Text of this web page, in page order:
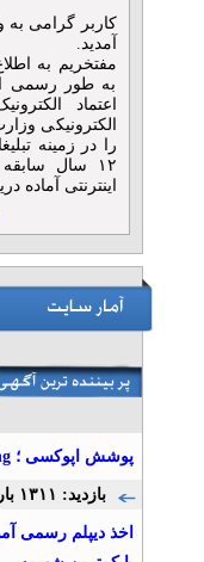
کاربر گرامی
آمدید.
مفتخریم به
اعتماد
الکترونیکی
را در زمینه
۱۲ سال
اینترنتی
پوشش اپوکسی ؛ Epoxy coating
بازدید: ۱۳۱۱ بار
اخذ دیپلم رسمی